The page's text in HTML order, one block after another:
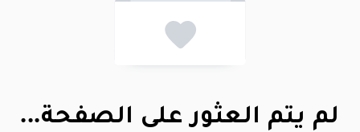
لم يتم العثور على الصفحة...